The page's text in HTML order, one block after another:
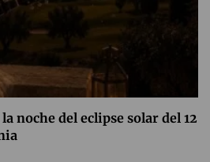
noche del eclipse solar del 12